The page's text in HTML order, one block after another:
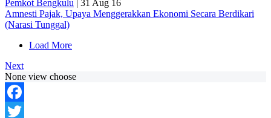
Pemkot Bengkulu | 31 Aug 16
Amnesti Pajak, Upaya Menggerakkan Ekonomi Secara Berdikari
(Narasi Tunggal)
Load More
Next
None view choose
Facebook